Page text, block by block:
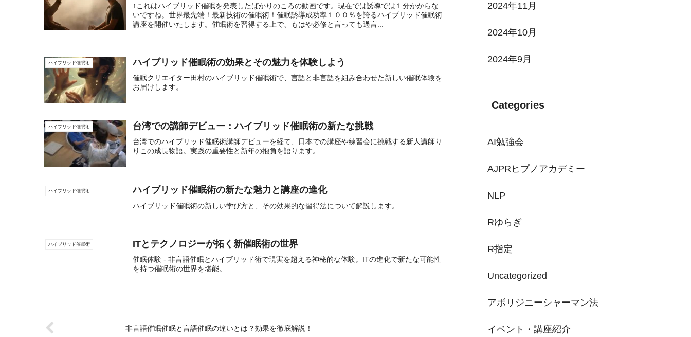
↑これはハイブリッド催眠を発表したばかりのころの動画です。現在では誘導では１分かからな
いですね。世界最先端！最新技術の催眠術！催眠誘導成功率１００％を誇るハイブリッド催眠術
講座を開催いたします。催眠術を習得する上で、もはや必修と言っても過言...
ハイブリッド催眠術 ハイブリッド催眠術の効果とその魅力を体験しよう
催眠クリエイター田村のハイブリッド催眠術で、言語と非言語を組み合わせた新しい催眠体験を
お届けします。
ハイブリッド催眠術 台湾での講師デビュー：ハイブリッド催眠術の新たな挑戦
台湾でのハイブリッド催眠術講師デビューを経て、日本での講座や練習会に挑戦する新人講師り
りこの成長物語。実践の重要性と新年の抱負を語ります。
ハイブリッド催眠術 ハイブリッド催眠術の新たな魅力と講座の進化
ハイブリッド催眠術の新しい学び方と、その効果的な習得法について解説します。
ハイブリッド催眠術 ITとテクノロジーが拓く新催眠術の世界
催眠体験 - 非言語催眠とハイブリッド術で現実を超える神秘的な体験。ITの進化で新たな可能性
を持つ催眠術の世界を堪能。
非言語催眠催眠と言語催眠の違いとは？効果を徹底解説！
2024年11月
2024年10月
2024年9月
Categories
AI勉強会
AJPRヒプノアカデミー
NLP
Rゆらぎ
R指定
Uncategorized
アボリジニーシャーマン法
イベント・講座紹介